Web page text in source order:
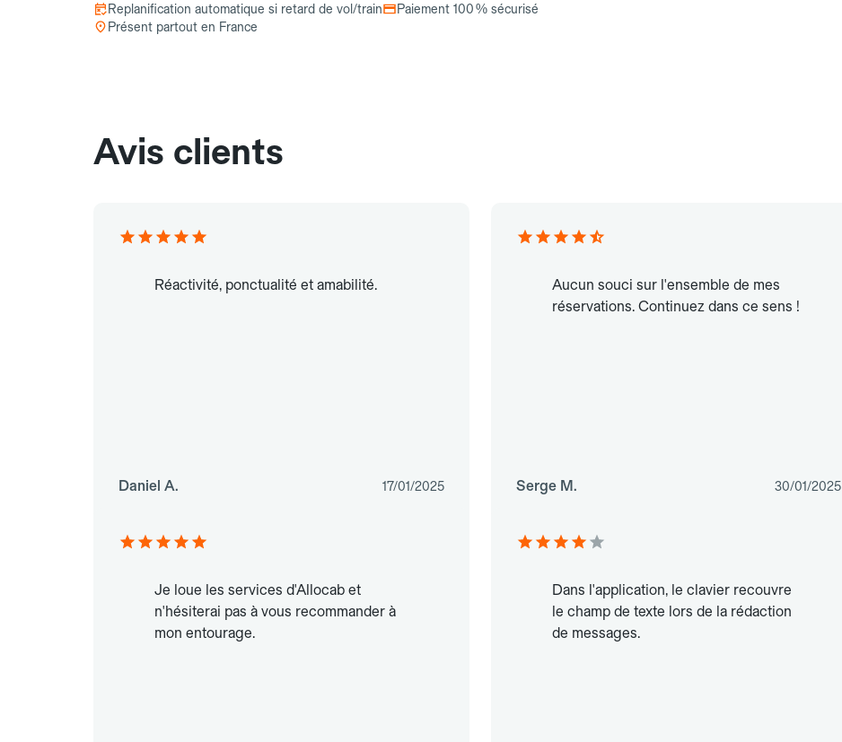
Replanification automatique si retard de vol/train
Paiement 100 % sécurisé
Présent partout en France
Avis clients
Réactivité, ponctualité et amabilité.
Daniel A. 17/01/2025
Aucun souci sur l'ensemble de mes
réservations. Continuez dans ce sens !
Serge M. 30/01/2025
Je loue les services d'Allocab et
n'hésiterai pas à vous recommander à
mon entourage.
Dans l'application, le clavier recouvre
le champ de texte lors de la rédaction
de messages.